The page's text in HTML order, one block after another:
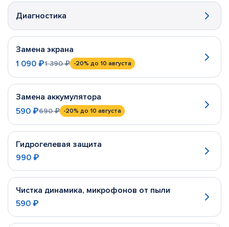
Диагностика
Замена экрана
1 090 ₽1 390 ₽ -20% до 10 августа
Замена аккумулятора
590 ₽690 ₽ -20% до 10 августа
Гидрогелевая защита
990 ₽
Чистка динамика, микрофонов от пыли
590 ₽